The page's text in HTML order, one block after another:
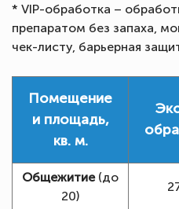
* VIP-обработка –
препаратом без запаха,
чек-листу, барьерная
Помещение
и площадь,
кв. м.
Общежитие(до
20)